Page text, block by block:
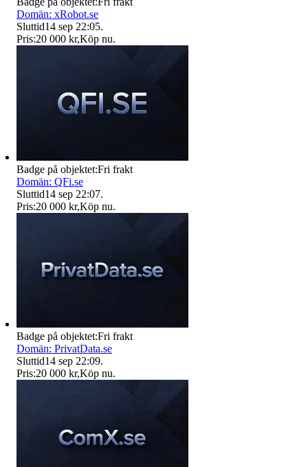
Domän: xRobot.se
Sluttid14 sep 22:05.
Pris:20 000 kr,Köp nu.
Badge på objektet:Fri frakt
Domän: QFi.se
Sluttid14 sep 22:07.
Pris:20 000 kr,Köp nu.
Badge på objektet:Fri frakt
Domän: PrivatData.se
Sluttid14 sep 22:09.
Pris:20 000 kr,Köp nu.